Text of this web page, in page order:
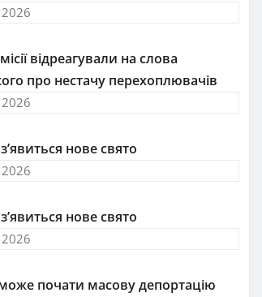
відреагували на слова
про нестачу перехоплювачів
нове свято
нове свято
почати масову депортацію